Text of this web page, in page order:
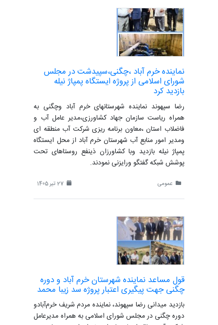
نماینده خرم آباد ،چگنی،سپیدشت در مجلس
شورای اسلامی از پروژه ایستگاه پمپاژ نیله
بازدید کرد
رضا سپهوند نماینده شهرستانهای خرم آباد وچگنی به
همراه ریاست سازمان جهاد کشاورزی،مدیر عامل آب و
فاضلاب استان ،معاون برنامه ریزی شرکت آب منطقه ای
ومدیر امور منابع آب شهرستان خرم آباد از محل ایستگاه
پمپاژ نیله بازدید وبا کشاورزان ذینفع روستاهای تحت
پوشش شبکه گفتگو ورایزنی نمودند.
عمومی
قول مساعد نماینده شهرستان خرم آباد و دوره
چگنی جهت پیگیری اعتبار پروژه سد زیبا محمد
بازدید میدانی رضا سپهوند، نماینده مردم شریف خرم‌آبادو
دوره چگنی در مجلس شورای اسلامی به همراه مدیرعامل